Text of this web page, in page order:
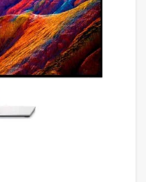
trang bị công nghệ
giúp giảm thiểu ánh
khỏe của đôi mắt.
giảm mỏi mắt khi